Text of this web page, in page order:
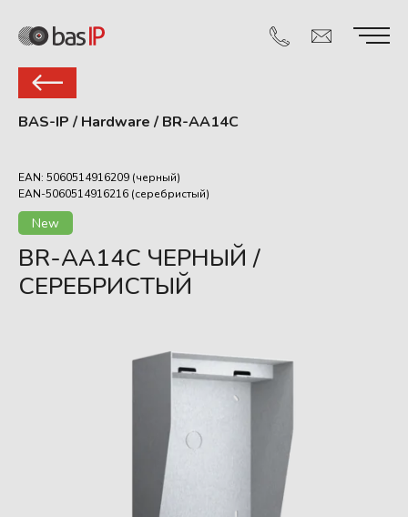
BAS-IP / Hardware / BR-AA14C
EAN: 5060514916209 (черный)
EAN-5060514916216 (серебристый)
New
BR-AA14C ЧЕРНЫЙ /
СЕРЕБРИСТЫЙ